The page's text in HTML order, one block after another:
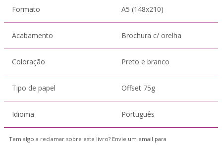
Formato A5 (148x210)
Acabamento Brochura c/ orelha
Coloração Preto e branco
Tipo de papel Offset 75g
Idioma Português
Tem algo a reclamar sobre este livro? Envie um email para